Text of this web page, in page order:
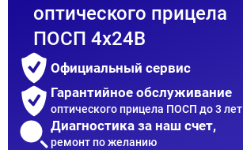
оптического прицела
ПОСП 4x24B
Официальный сервис
Гарантийное обслуживание
оптического прицела ПОСП до 3 лет
Диагностика за наш счет,
ремонт по желанию